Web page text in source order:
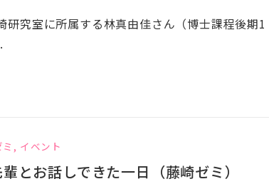
研究室に所属する林真由佳さん（博士課程後期1
, イベント
とお話しできた一日（藤崎ゼミ）